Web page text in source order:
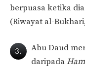
berpuasa ketika
(Riwayat al-
3. Abu Daud
daripada